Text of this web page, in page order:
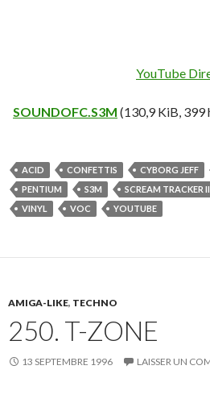
YouTube
SOUNDOFC.S3M (130,9 KiB, 399
ACID CONFETTIS CYBORG JEFF
PENTIUM
S3M SCREAM TRACKER
VINYL
VOC YOUTUBE
AMIGA-LIKE, TECHNO
250. T-ZONE
13 SEPTEMBRE 1996 LAISSER UN